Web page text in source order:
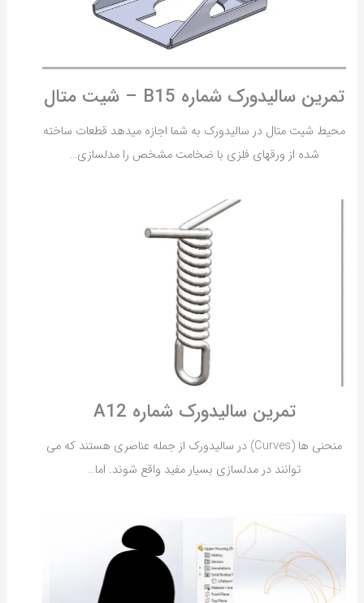
تمرین سالیدورک شماره B15 – شیت متال
محیط شیت متال در سالیدورک به شما اجازه میدهد قطعات ساخته
شده از ورقهای فلزی با ضخامت مشخص را مدلسازی…
تمرین سالیدورک شماره A12
منحنی ها (Curves) در سالیدورک از جمله عناصری هستند که می
توانند در مدلسازی بسیار مفید واقع شوند. اما…